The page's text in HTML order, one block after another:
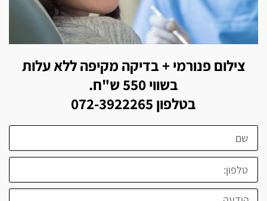
צילום פנורמי + בדיקה מקיפה ללא עלות
בשווי 550 ש"ח.
בטלפון 072-3922265